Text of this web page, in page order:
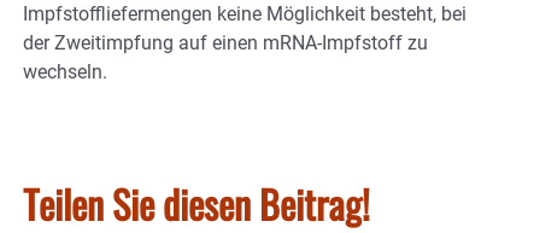
Impfstoffliefermengen keine Möglichkeit besteht, bei
der Zweitimpfung auf einen mRNA-Impfstoff zu
wechseln.
Teilen Sie diesen Beitrag!